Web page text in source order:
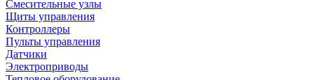
Смесительные узлы
Щиты управления
Контроллеры
Пульты управления
Датчики
Электроприводы